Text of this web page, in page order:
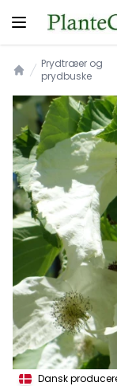
Forsiden
Prydtræer og
prydbuske
Dansk